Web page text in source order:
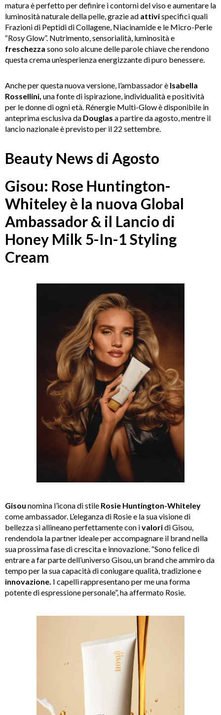
matura è perfetto per definire i contorni del viso e aumentare la
luminosità naturale della pelle, grazie ad attivispecifici quali
Frazioni di Peptidi di Collagene, Niacinamide e le Micro-Perle
“Rosy Glow”. Nutrimento, sensorialità, luminosità e
freschezza sono solo alcune delle parole chiave che rendono
questa crema un’esperienza energizzante di puro benessere.
Anche per questa nuova versione, l’ambassador è Isabella
Rossellini, una fonte di ispirazione, individualità e positività
per le donne di ogni età. Rénergie Multi-Glow è disponibile in
anteprima esclusiva da Douglas a partire da agosto, mentre il
lancio nazionale è previsto per il 22 settembre.
Beauty News di Agosto
Gisou: Rose Huntington-
Whiteley è la nuova Global
Ambassador & il Lancio di
Honey Milk 5-In-1 Styling
Cream
Gisou nomina l’icona di stile Rosie Huntington-Whiteley
come ambassador. L’eleganza di Rosie e la sua visione di
bellezza si allineano perfettamente con ivaloridi Gisou,
rendendola la partner ideale per accompagnare il brand nella
sua prossima fase di crescita e innovazione. “Sono felice di
entrare a far parte dell’universo Gisou, un brand che ammiro da
tempo per la sua capacità di coniugare qualità, tradizione e
innovazione. I capelli rappresentano per me una forma
potente di espressione personale”, ha affermato Rosie.